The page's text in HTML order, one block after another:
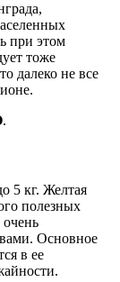
при этом
тоже
далеко не все
.
5 кг. Желтая
полезных
очень
Основное
в ее